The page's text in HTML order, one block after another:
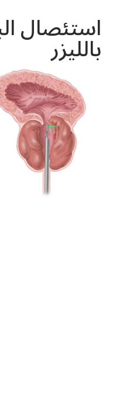
استئصال
بالليزر